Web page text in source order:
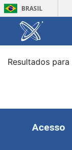
BRASIL
Resultados para
Acesso